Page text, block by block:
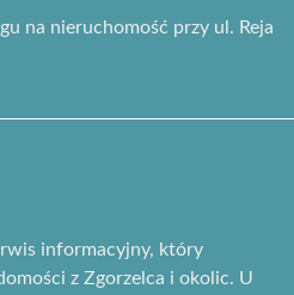
na nieruchomość przy ul. Reja
informacyjny, który
z Zgorzelca i okolic. U